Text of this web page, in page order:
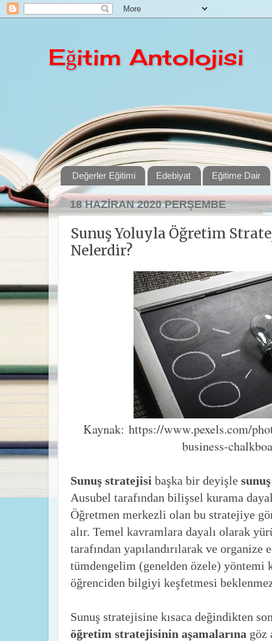
Eğitim Antolojisi
Değerler Eğitimi Edebiyat Eğitime Dair
18 HAZIRAN 2020 PERŞEMBE
Sunuş Yoluyla Öğretim
Nelerdir?
Kaynak: https://www.pexels.com/
business-
Sunuş stratejisi başka bir deyişle
Ausubel tarafından bilişsel kurama
Öğretmen merkezli olan bu stratejiye
alır. Temel kavramlara dayalı olarak
tarafından yapılandırılarak ve
tümdengelim (genelden özele) yöntemi
öğrenciden bilgiyi keşfetmesi
Sunuş stratejisine kısaca değindikten
öğretim stratejisinin aşamalarına göz